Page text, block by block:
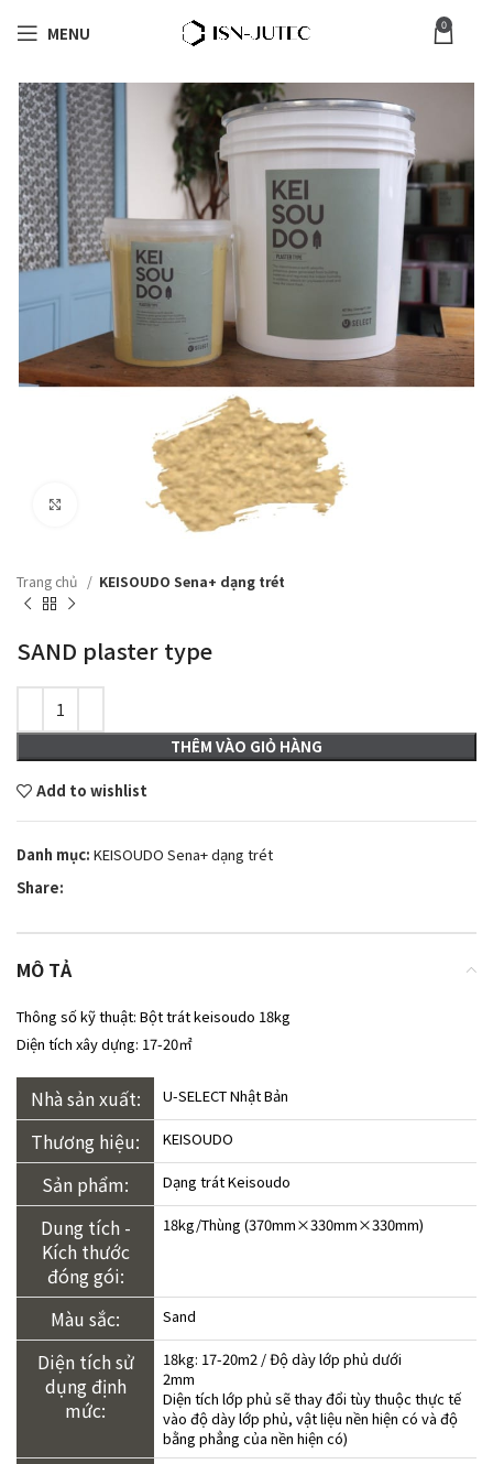
MENU 0
Click to enlarge
Trang chủ KEISOUDO Sena+ dạng trét
SAND plaster type
THÊM VÀO GIỎ HÀNG
Add to wishlist
Danh mục: KEISOUDO Sena+ dạng trét
Share:
MÔ TẢ
Thông số kỹ thuật: Bột trát keisoudo 18kg
Diện tích xây dựng: 17-20㎡
Nhà sản xuất: U-SELECT Nhật Bản
Thương hiệu: KEISOUDO
Sản phẩm: Dạng trát Keisoudo
Dung tích -
Kích thước
đóng gói:
18kg/Thùng (370mm×330mm×330mm)
Màu sắc: Sand
Diện tích sử
dụng định
mức:
18kg: 17-20m2 / Độ dày lớp phủ dưới
2mm
Diện tích lớp phủ sẽ thay đổi tùy thuộc thực tế
vào độ dày lớp phủ, vật liệu nền hiện có và độ
bằng phẳng của nền hiện có)